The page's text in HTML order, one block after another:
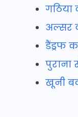
अल्सर
डैंड्रफ
पुराना
खूनी